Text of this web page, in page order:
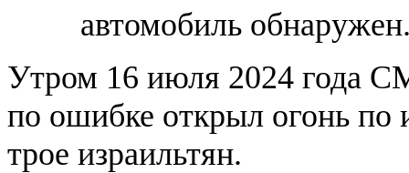
автомобиль
Утром 16 июля 2024 года
по ошибке открыл огонь по
трое израильтян.